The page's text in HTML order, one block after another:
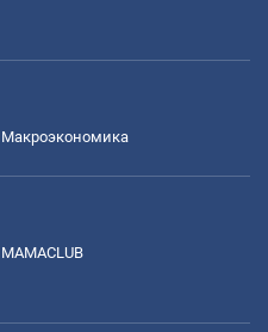
Mакроэкономика
MAMACLUB